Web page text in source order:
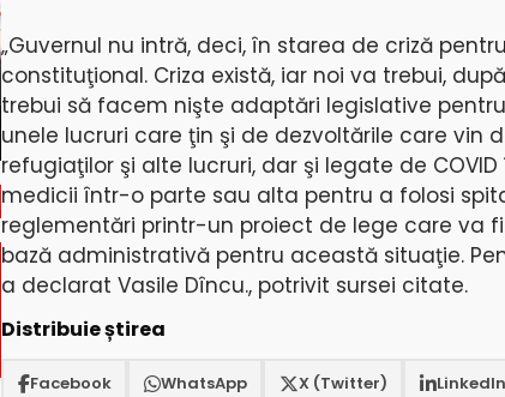
„Guvernul nu intră, deci, în starea de criză
constituţional. Criza există, iar noi va trebui,
trebui să facem nişte adaptări legislative
unele lucruri care ţin şi de dezvoltările care vin
refugiaţilor şi alte lucruri, dar şi legate de
medicii într-o parte sau alta pentru a folosi
reglementări printr-un proiect de lege care va
bază administrativă pentru această situaţie.
a declarat Vasile Dîncu., potrivit sursei citate.
Distribuie știrea
Facebook WhatsApp X (Twitter) LinkedIn